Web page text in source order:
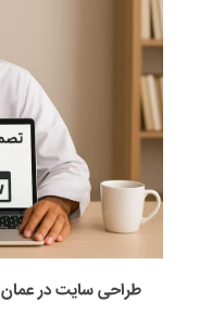
طراحی سایت در عمان